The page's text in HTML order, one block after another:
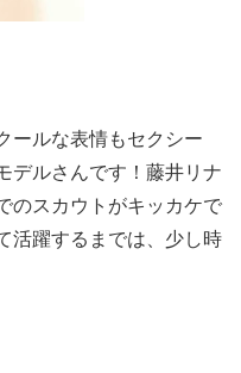
ールな表情もセクシー
デルさんです！藤井リナ
のスカウトがキッカケで
活躍するまでは、少し時